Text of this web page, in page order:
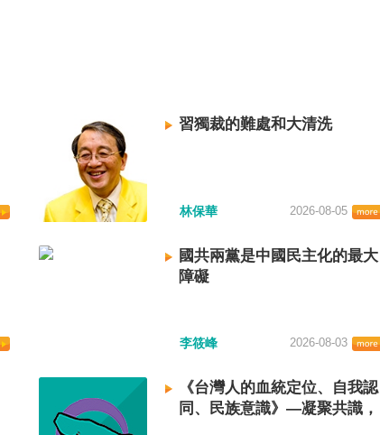
習獨裁的難處和大清洗
林保華 2026-08-05
國共兩黨是中國民主化的最大
障礙
李筱峰 2026-08-03
《台灣人的血統定位、自我認
同、民族意識》—凝聚共識，